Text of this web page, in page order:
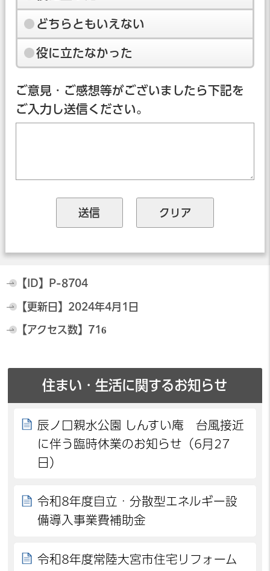
どちらともいえない
役に立たなかった
ご意見・ご感想等がございましたら下記を
ご入力し送信ください。
【ID】 P-8704
【更新日】 2024年4月1日
【アクセス数】 716
住まい・生活に関するお知らせ
辰ノ口親水公園 しんすい庵 台風接近
に伴う臨時休業のお知らせ（6月27
日）
令和8年度自立・分散型エネルギー設
備導入事業費補助金
令和8年度常陸大宮市住宅リフォーム